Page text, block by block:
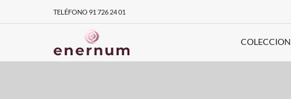
TELÉFONO 91 726 24 01